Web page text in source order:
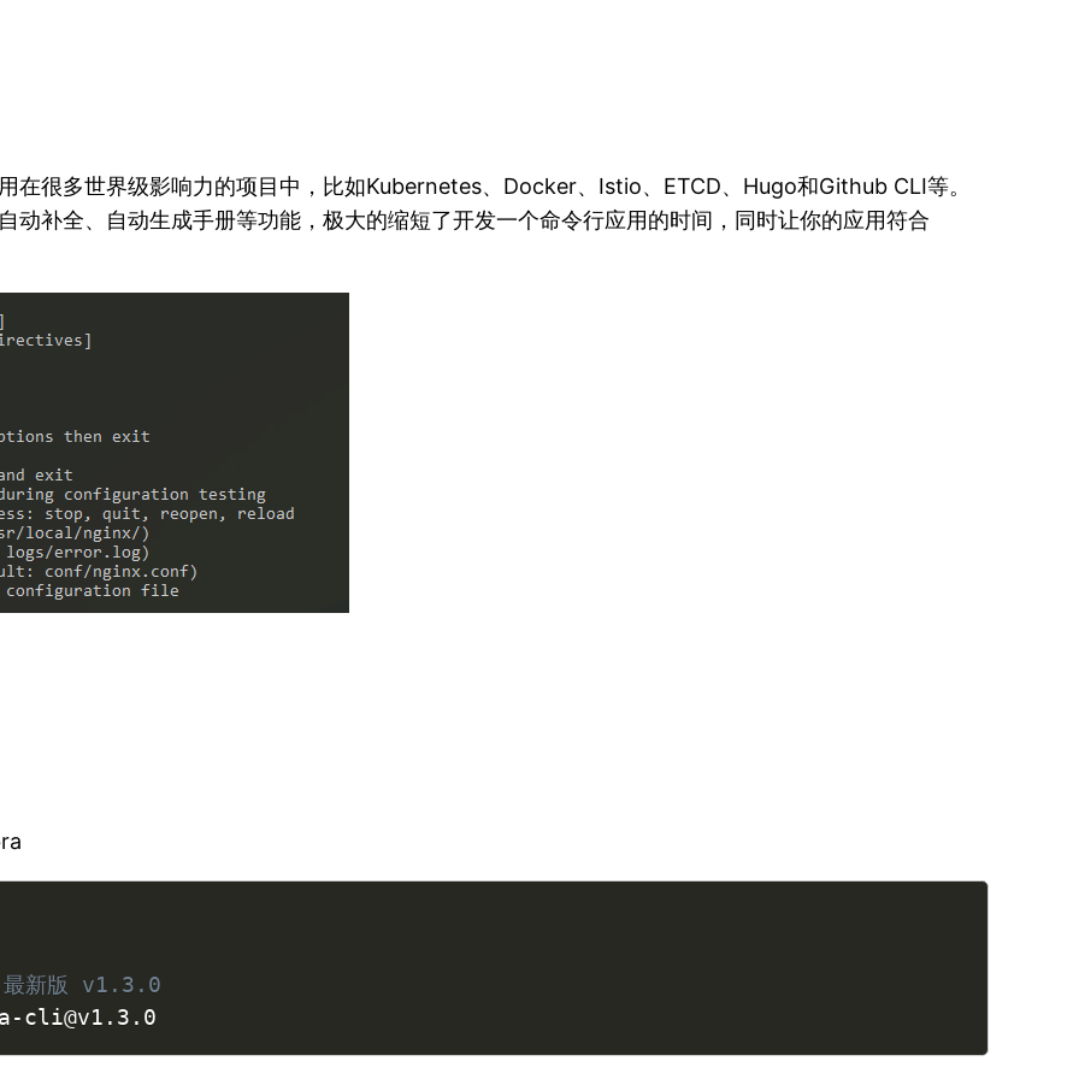
在很多世界级影响力的项目中，比如Kubernetes、Docker、Istio、ETCD、Hugo和Github CLI等。
补全、自动生成手册等功能，极大的缩短了开发一个命令行应用的时间，同时让你的应用符合
新版 v1.3.0
cli@v1.3.0